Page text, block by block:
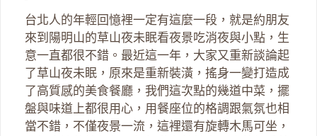
台北人的年輕回憶裡一定有這麼一段，就是約朋友
來到陽明山的草山夜未眠看夜景吃消夜與小點，生
意一直都很不錯。最近這一年，大家又重新談論起
了草山夜未眠，原來是重新裝潢，搖身一變打造成
了高質感的美食餐廳，我們這次點的幾道中菜，擺
盤與味道上都很用心，用餐座位的格調跟氣氛也相
當不錯，不僅夜景一流，這裡還有旋轉木馬可坐，